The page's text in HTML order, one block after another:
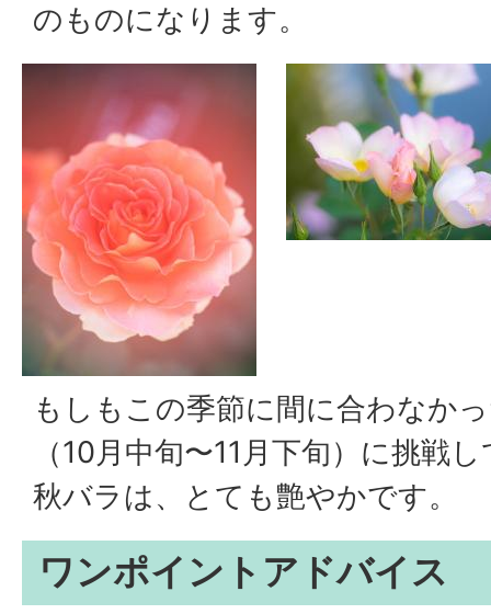
のものになります。
もしもこの季節に間に合わなか
（10月中旬〜11月下旬）に挑戦
秋バラは、とても艶やかです。
ワンポイントアドバイス